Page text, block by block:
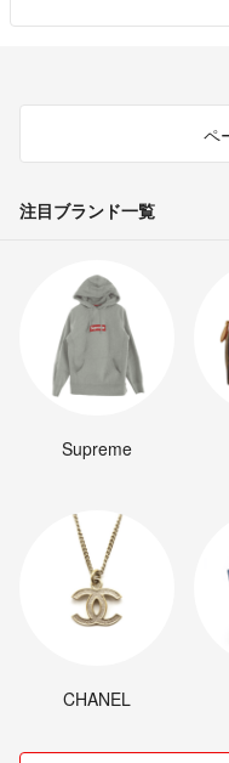
ペ
注目ブランド一覧
Supreme
CHANEL